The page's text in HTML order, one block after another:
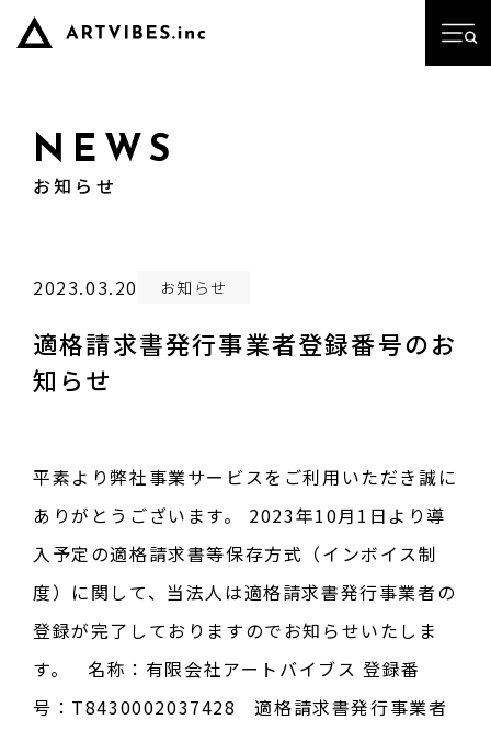
NEWS
お知らせ
2023.03.20 お知らせ
適格請求書発行事業者登録番号のお
知らせ
平素より弊社事業サービスをご利用いただき誠に
ありがとうございます。 2023年10月1日より導
入予定の適格請求書等保存方式（インボイス制
度）に関して、当法人は適格請求書発行事業者の
登録が完了しておりますのでお知らせいたしま
す。 名称：有限会社アートバイブス 登録番
号：T8430002037428 適格請求書発行事業者